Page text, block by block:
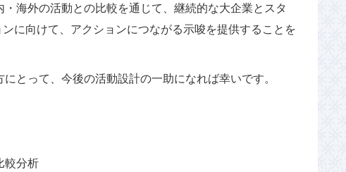
海外の活動との比較を通じて、継続的な大企業とスタ
に向けて、アクションにつながる示唆を提供することを
とって、今後の活動設計の一助になれば幸いです。
較分析